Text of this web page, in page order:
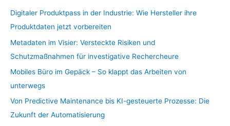
Digitaler Produktpass in der Industrie: Wie Hersteller ihre
Produktdaten jetzt vorbereiten
Metadaten im Visier: Versteckte Risiken und
Schutzmaßnahmen für investigative Rechercheure
Mobiles Büro im Gepäck – So klappt das Arbeiten von
unterwegs
Von Predictive Maintenance bis KI-gesteuerte Prozesse: Die
Zukunft der Automatisierung